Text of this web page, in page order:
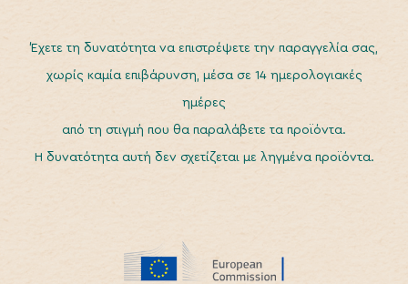
Έχετε τη δυνατότητα να επιστρέψετε την παραγγελία σας,
χωρίς καμία επιβάρυνση, μέσα σε 14 ημερολογιακές
ημέρες
από τη στιγμή που θα παραλάβετε τα προϊόντα.
Η δυνατότητα αυτή δεν σχετίζεται με ληγμένα προϊόντα.